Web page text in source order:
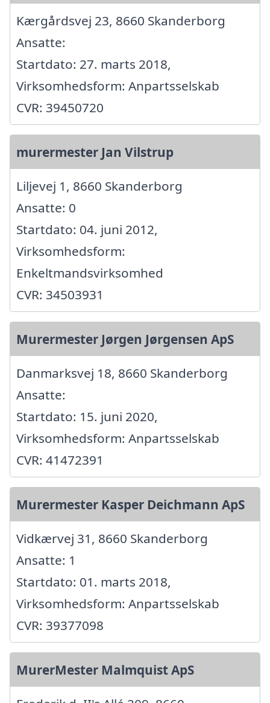
Kærgårdsvej 23, 8660 Skanderborg
Ansatte:
Startdato: 27. marts 2018,
Virksomhedsform: Anpartsselskab
CVR: 39450720
murermester Jan Vilstrup
Liljevej 1, 8660 Skanderborg
Ansatte: 0
Startdato: 04. juni 2012,
Virksomhedsform:
Enkeltmandsvirksomhed
CVR: 34503931
Murermester Jørgen Jørgensen ApS
Danmarksvej 18, 8660 Skanderborg
Ansatte:
Startdato: 15. juni 2020,
Virksomhedsform: Anpartsselskab
CVR: 41472391
Murermester Kasper Deichmann ApS
Vidkærvej 31, 8660 Skanderborg
Ansatte: 1
Startdato: 01. marts 2018,
Virksomhedsform: Anpartsselskab
CVR: 39377098
MurerMester Malmquist ApS